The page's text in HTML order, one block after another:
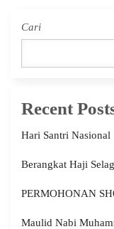
Cari
Recent
Hari Santri Nasional
Berangkat Haji
PERMOHONAN
Maulid Nabi